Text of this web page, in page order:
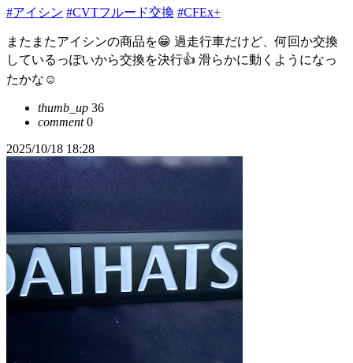
#アイシン #CVTフルード交換 #CFEx+
またまたアイシンの商品を😁 過走行車だけど、何回か交換
しているっぽいから交換を決行👍 滑らかに動くようになっ
たかな☺️
thumb_up 36
comment0
2025/10/18 18:28